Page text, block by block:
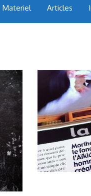
Materiel Articles